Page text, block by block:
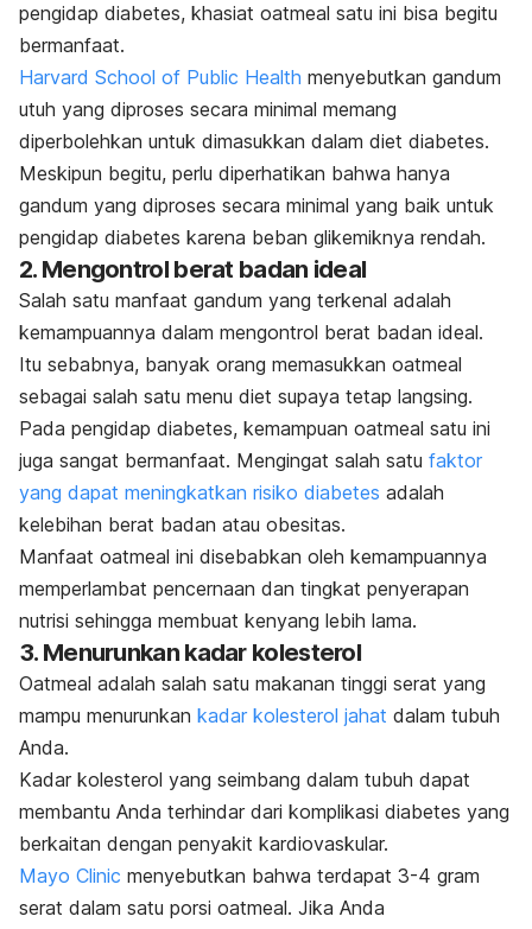
pengidap diabetes, khasiat oatmeal satu ini bisa begitu
bermanfaat.
Harvard School of Public Health menyebutkan gandum
utuh yang diproses secara minimal memang
diperbolehkan untuk dimasukkan dalam diet diabetes.
Meskipun begitu, perlu diperhatikan bahwa hanya
gandum yang diproses secara minimal yang baik untuk
pengidap diabetes karena beban glikemiknya rendah.
2. Mengontrol berat badan ideal
Salah satu manfaat gandum yang terkenal adalah
kemampuannya dalam mengontrol berat badan ideal.
Itu sebabnya, banyak orang memasukkan oatmeal
sebagai salah satu menu diet supaya tetap langsing.
Pada pengidap diabetes, kemampuan oatmeal satu ini
juga sangat bermanfaat. Mengingat salah satu faktor
yang dapat meningkatkan risiko diabetes adalah
kelebihan berat badan atau obesitas.
Manfaat oatmeal ini disebabkan oleh kemampuannya
memperlambat pencernaan dan tingkat penyerapan
nutrisi sehingga membuat kenyang lebih lama.
3. Menurunkan kadar kolesterol
Oatmeal adalah salah satu makanan tinggi serat yang
mampu menurunkan kadar kolesterol jahat dalam tubuh
Anda.
Kadar kolesterol yang seimbang dalam tubuh dapat
membantu Anda terhindar dari komplikasi diabetes yang
berkaitan dengan penyakit kardiovaskular.
Mayo Clinic menyebutkan bahwa terdapat 3-4 gram
serat dalam satu porsi oatmeal. Jika Anda